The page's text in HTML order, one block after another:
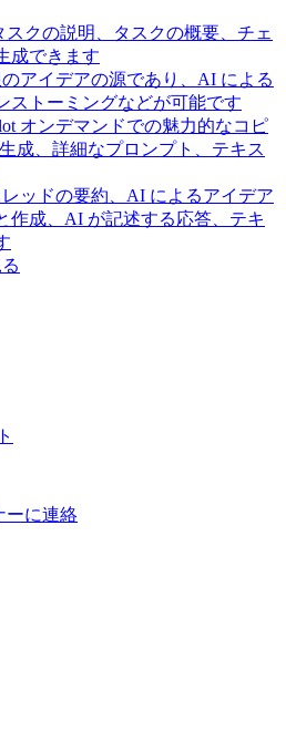
スクの説明、タスクの概要、チェ
成できます
アイデアの源であり、AI による
ストーミングなどが可能です
オンデマンドでの魅力的なコピ
成、詳細なプロンプト、テキス
レッドの要約、AI によるアイデア
作成、AI が記述する応答、テキ
ーに連絡